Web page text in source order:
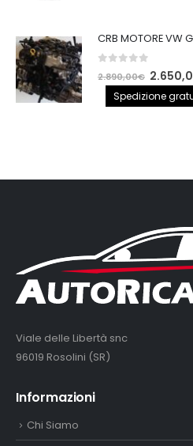
out of 5
2.890,00€ Il
prezzo
originale
Spedizione
Viale delle Libertà snc
96019 Rosolini (SR)
Informazioni
Chi Siamo